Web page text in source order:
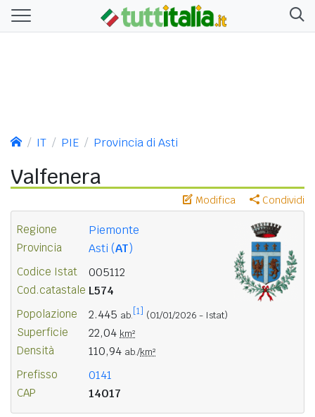
IT PIE Provincia di Asti
Valfenera
Modifica Condividi
Regione Piemonte
Provincia Asti (AT)
Codice Istat 005112
Cod.catastale L574
Popolazione 2.445 ab. [1] (01/01/2026 - Istat)
Superficie 22,04 km²
Densità 110,94 ab./km²
Prefisso 0141
CAP 14017